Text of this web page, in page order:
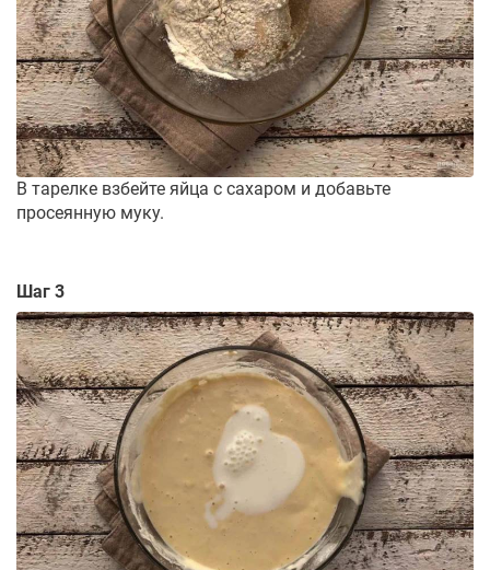
В тарелке взбейте яйца с сахаром и добавьте
просеянную муку.
Шаг 3